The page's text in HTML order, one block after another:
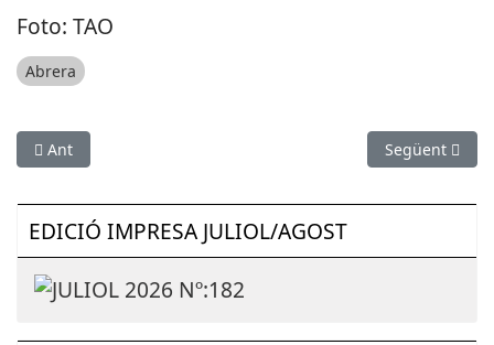
Foto: TAO
Abrera
Article anterior: SOCIETAT: L’estació de Castelldefels
Ant Article
Següent
EDICIÓ IMPRESA JULIOL/AGOST